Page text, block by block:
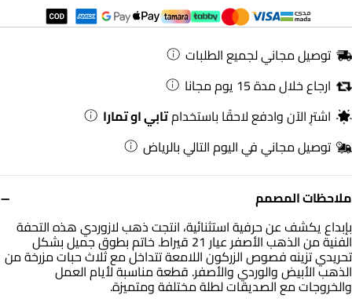
ملاحظات المصمم −
بإبداع يكشف عن حرفية استثنائية، انتجت ذهب لازوردي هذه التحفة
الفنية من الذهب الأصفر عيار 21 قيراط. خاتم بطوق جميل بشكل
تحريدي تزينه فصوص الزركون اللامعة تتداخل مع ثلاث حبات مزرخة من
الذهب الأبيض والوردي والأصفر. قطعة مناسبة لأيام العمل
والخروجات مع الصديقات لطلة مختلفة ومتميزة.
توصيل مجاني لجميع الطلبات
ارجاع خلال مدة 15 يوم مجانا
اشترِ الآن وادفع لاحقًا باستخدامتابي او تمارا
توصيل مجاني في اليوم التالي بالرياض